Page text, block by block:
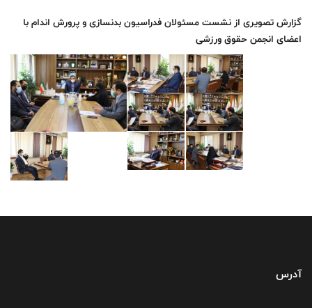
گزارش تصویری از نشست مسئولان فدراسیون بدنسازی و پرورش اندام با
اعضای انجمن حقوق ورزشی
آدرس